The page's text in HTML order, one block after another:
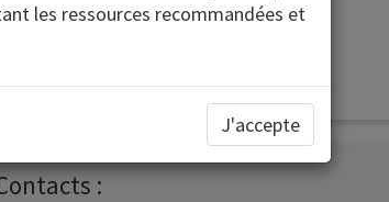
Élevé
Faible
:
les ressources recommandées et
J'accepte